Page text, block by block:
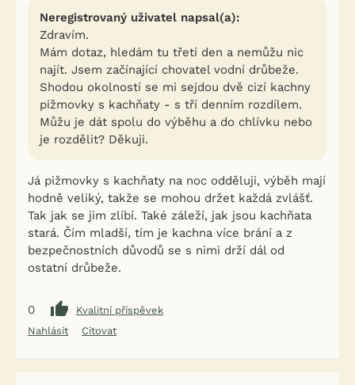
Neregistrovaný uživatel napsal(a):
Zdravím.
Mám dotaz, hledám tu třetí den a nemůžu nic
najít. Jsem začínající chovatel vodní drůbeže.
Shodou okolností se mi sejdou dvě cizí kachny
pižmovky s kachňaty - s tří denním rozdílem.
Můžu je dát spolu do výběhu a do chlívku nebo
je rozdělit? Děkuji.
Já pižmovky s kachňaty na noc odděluji, výběh mají
hodně veliký, takže se mohou držet každá zvlášť.
Tak jak se jim zlíbí. Také záleží, jak jsou kachňata
stará. Čím mladší, tím je kachna více brání a z
bezpečnostních důvodů se s nimi drží dál od
ostatní drůbeže.
0
Kvalitní příspěvek
Nahlásit
Citovat